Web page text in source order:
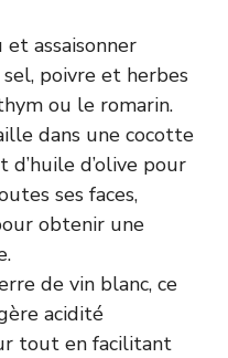
et assaisonner
sel, poivre et herbes
ou le romarin.
dans une cocotte
d’huile d’olive pour
ses faces,
obtenir une
de vin blanc, ce
acidité
tout en facilitant